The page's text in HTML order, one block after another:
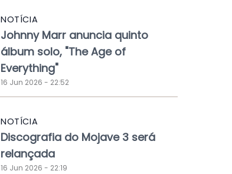
NOTÍCIA
Johnny Marr anuncia quinto
álbum solo, "The Age of
Everything"
16 Jun 2026 - 22:52
NOTÍCIA
Discografia do Mojave 3 será
relançada
16 Jun 2026 - 22:19